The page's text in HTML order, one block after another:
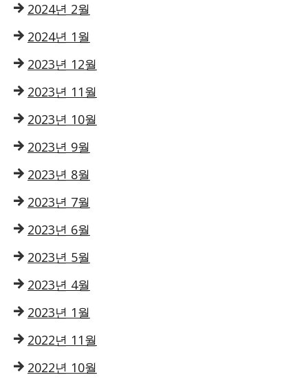
2024년 2월
2024년 1월
2023년 12월
2023년 11월
2023년 10월
2023년 9월
2023년 8월
2023년 7월
2023년 6월
2023년 5월
2023년 4월
2023년 1월
2022년 11월
2022년 10월